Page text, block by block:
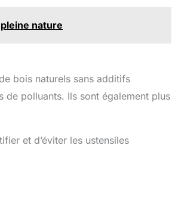
nature
bois naturels sans additifs
de polluants. Ils sont également plus
et d’éviter les ustensiles